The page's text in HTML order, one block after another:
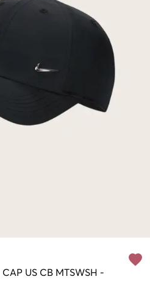
US CB MTSWSH -